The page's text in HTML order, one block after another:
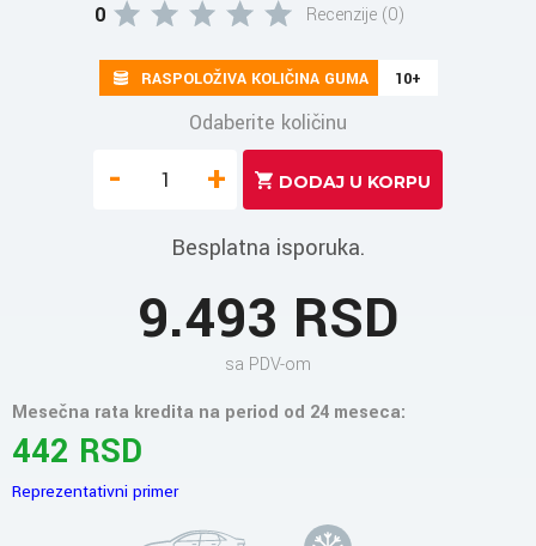
0 Recenzije (0)
RASPOLOŽIVA KOLIČINA GUMA 10+
Odaberite količinu
- +
Besplatna isporuka.
9.493 RSD
sa PDV-om
Mesečna rata kredita na period od 24 meseca:
442 RSD
Reprezentativni primer